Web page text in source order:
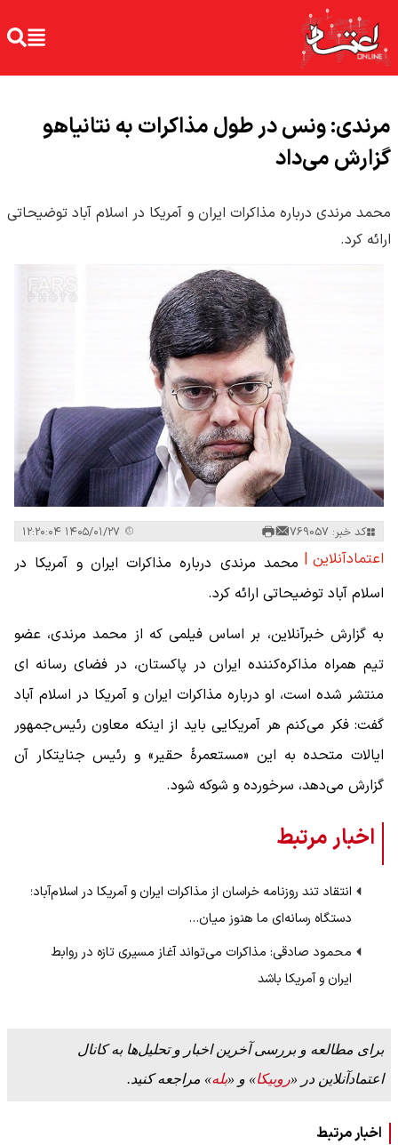
مرندی: ونس در طول مذاکرات به نتانیاهو
گزارش می‌داد
محمد مرندی درباره مذاکرات ایران و آمریکا در اسلام آباد توضیحاتی
ارائه کرد.
کد خبر: 769057
اعتمادآنلاین | محمد مرندی درباره مذاکرات ایران و آمریکا در
اسلام آباد توضیحاتی ارائه کرد.
به گزارش خبرآنلاین، بر اساس فیلمی که از محمد مرندی، عضو
تیم همراه مذاکره‌کننده ایران در پاکستان، در فضای رسانه ای
منتشر شده است، او درباره مذاکرات ایران و آمریکا در اسلام آباد
گفت: فکر می‌کنم هر آمریکایی باید از اینکه معاون رئیس‌جمهور
ایالات متحده به این «مستعمرهٔ حقیر» و رئیس جنایتکار آن
گزارش می‌دهد، سرخورده و شوکه شود.
اخبار مرتبط
انتقاد تند روزنامه خراسان از مذاکرات ایران و آمریکا در اسلا‌م‌آباد؛
دستگاه رسانه‌ای ما هنوز میان…
محمود صادقی: مذاکرات می‌تواند آغاز مسیری تازه در روابط
ایران و آمریکا باشد
برای مطالعه و بررسی آخرین اخبار و تحلیل‌ها به کانال
اعتمادآنلاین در «روبیکا» و «بله» مراجعه کنید.
اخبار مرتبط